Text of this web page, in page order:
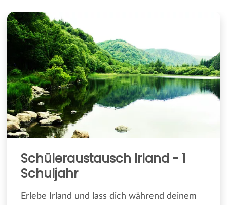
Schüleraustausch Irland - 1
Schuljahr
Erlebe Irland und lass dich während deinem